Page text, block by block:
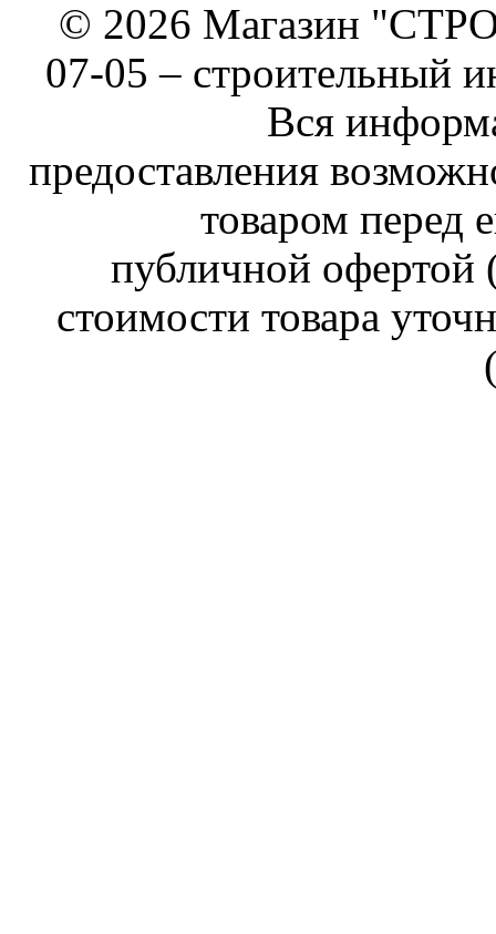
© 2026 Магазин
07-05 – строительный
Вся
предоставления
товаром перед
публичной
стоимости товара